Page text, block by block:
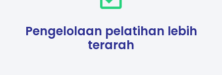
Pengelolaan pelatihan lebih
terarah